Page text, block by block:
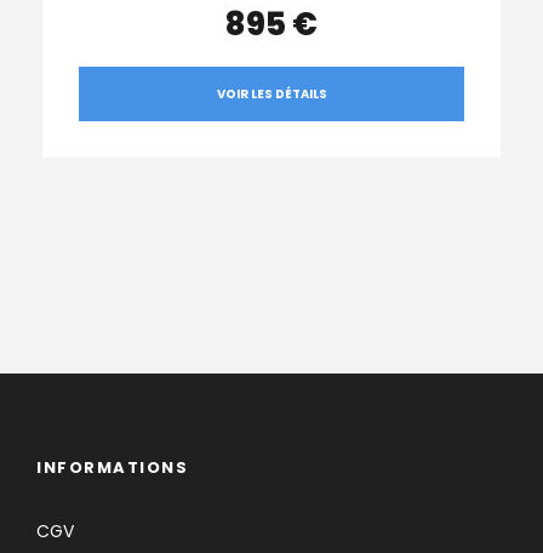
895 €
VOIR LES DÉTAILS
INFORMATIONS
CGV